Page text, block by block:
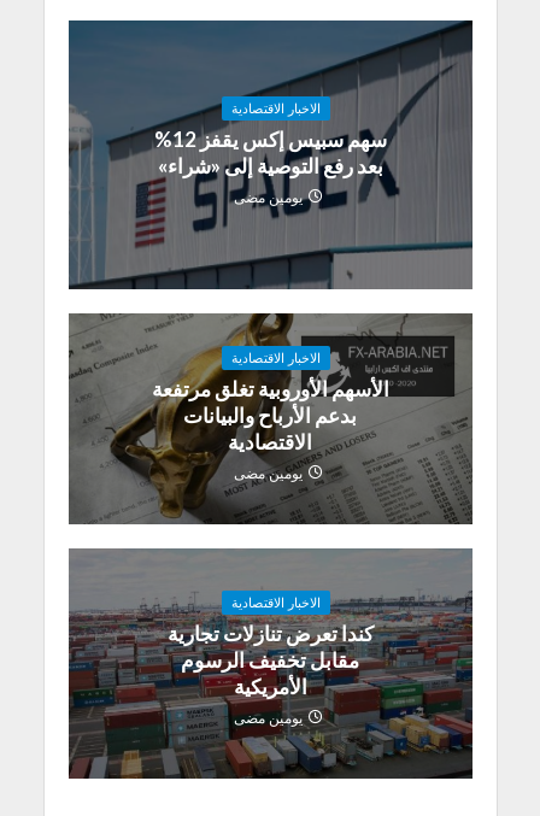
الاخبار الاقتصادية
سهم سبيس إكس يقفز 12%
بعد رفع التوصية إلى «شراء»
يومين مضى
الاخبار الاقتصادية
الأسهم الأوروبية تغلق مرتفعة
بدعم الأرباح والبيانات
الاقتصادية
يومين مضى
الاخبار الاقتصادية
كندا تعرض تنازلات تجارية
مقابل تخفيف الرسوم
الأمريكية
يومين مضى